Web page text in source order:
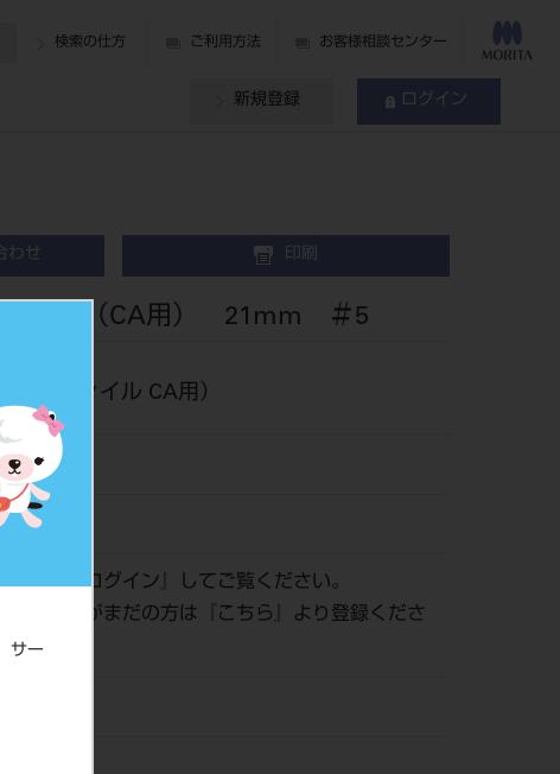
サー
検索の仕方 ご利用方法 お客様相談センター
新規登録 ログイン
わせ 印刷
パー （CA用） 21mm ＃5
ン製ファイル CA用）
確認は『ログイン 』してご覧ください。
会員登録がまだの方は『
こちら
』より登録くださ